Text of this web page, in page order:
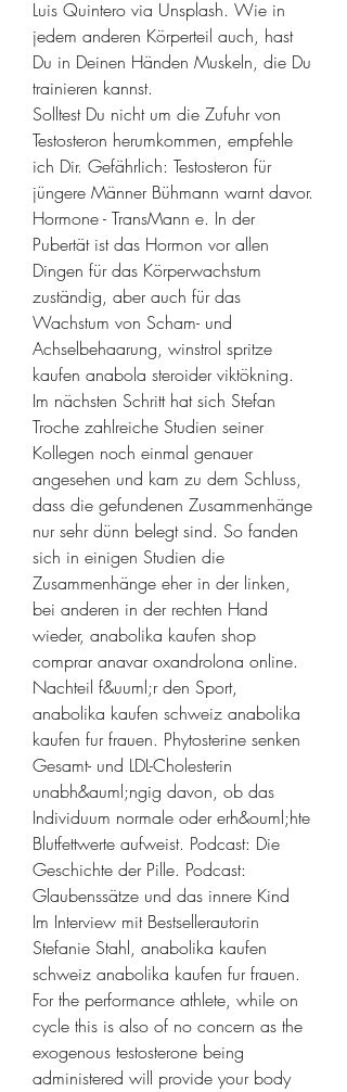
Luis Quintero via Unsplash. Wie in
jedem anderen Körperteil auch, hast
Du in Deinen Händen Muskeln, die Du
trainieren kannst.
Solltest Du nicht um die Zufuhr von
Testosteron herumkommen, empfehle
ich Dir. Gefährlich: Testosteron für
jüngere Männer Bühmann warnt davor.
Hormone - TransMann e. In der
Pubertät ist das Hormon vor allen
Dingen für das Körperwachstum
zuständig, aber auch für das
Wachstum von Scham- und
Achselbehaarung, winstrol spritze
kaufen anabola steroider viktökning.
Im nächsten Schritt hat sich Stefan
Troche zahlreiche Studien seiner
Kollegen noch einmal genauer
angesehen und kam zu dem Schluss,
dass die gefundenen Zusammenhänge
nur sehr dünn belegt sind. So fanden
sich in einigen Studien die
Zusammenhänge eher in der linken,
bei anderen in der rechten Hand
wieder, anabolika kaufen shop
comprar anavar oxandrolona online.
Nachteil f&uuml;r den Sport,
anabolika kaufen schweiz anabolika
kaufen fur frauen. Phytosterine senken
Gesamt- und LDL-Cholesterin
unabh&auml;ngig davon, ob das
Individuum normale oder erh&ouml;hte
Blutfettwerte aufweist. Podcast: Die
Geschichte der Pille. Podcast:
Glaubenssätze und das innere Kind
Im Interview mit Bestsellerautorin
Stefanie Stahl, anabolika kaufen
schweiz anabolika kaufen fur frauen.
For the performance athlete, while on
cycle this is also of no concern as the
exogenous testosterone being
administered will provide your body